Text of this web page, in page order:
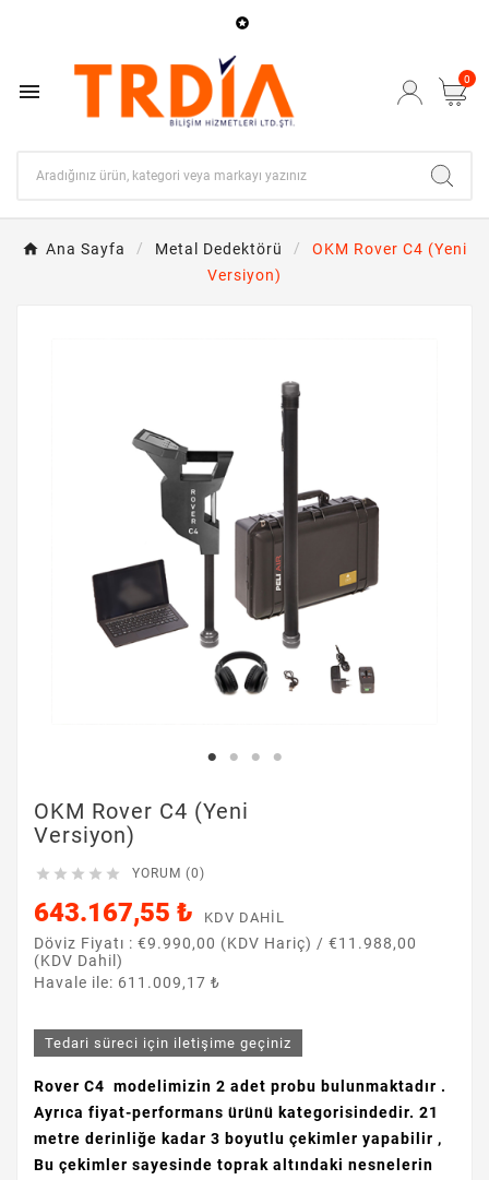

 0
Ana Sayfa Metal Dedektörü
OKM Rover C4 (Yeni
Versiyon)
OKM Rover C4 (Yeni
Versiyon)
     YORUM (0)
643.167,55 ₺ KDV DAHIL
Döviz Fiyatı : €9.990,00 (KDV Hariç) / €11.988,00
(KDV Dahil)
Havale ile: 611.009,17 ₺
Tedari süreci için iletişime geçiniz
Rover C4 modelimizin 2 adet probu bulunmaktadır .
Ayrıca fiyat-performans ürünü kategorisindedir. 21
metre derinliğe kadar 3 boyutlu çekimler yapabilir ,
Bu çekimler sayesinde toprak altındaki nesnelerin